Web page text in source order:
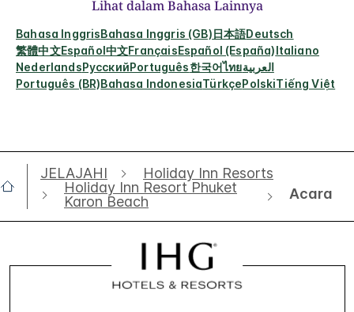
Lihat dalam Bahasa Lainnya
Bahasa InggrisBahasa Inggris (GB)日本語Deutsch
繁體中文Español中文FrançaisEspañol (España)Italiano
NederlandsРусскийPortuguês한국어ไทยالعربية
Português (BR)Bahasa IndonesiaTürkçePolskiTiếng Việt
JELAJAHI
Holiday Inn Resorts
Holiday Inn Resort Phuket
Karon Beach
Acara